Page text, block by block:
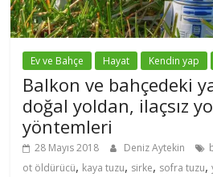
Ev ve Bahçe Hayat Kendin yap
Balkon ve bahçedeki
doğal yoldan, ilaçsız
yöntemleri
28 Mayıs 2018 Deniz Aytekin
ot öldürücü, kaya tuzu, sirke, sofra tuzu,